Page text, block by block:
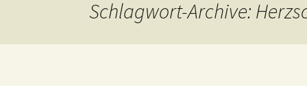
Schlagwort-Archive: